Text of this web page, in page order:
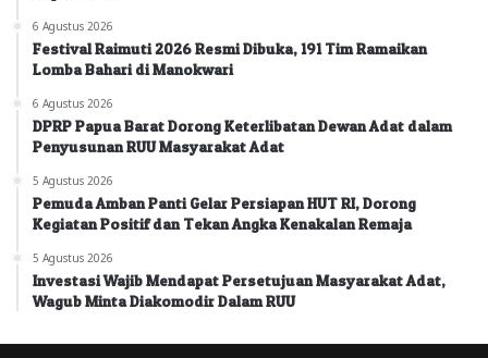
6 Agustus 2026
Festival Raimuti 2026 Resmi Dibuka, 191 Tim Ramaikan
Lomba Bahari di Manokwari
6 Agustus 2026
DPRP Papua Barat Dorong Keterlibatan Dewan Adat dalam
Penyusunan RUU Masyarakat Adat
5 Agustus 2026
Pemuda Amban Panti Gelar Persiapan HUT RI, Dorong
Kegiatan Positif dan Tekan Angka Kenakalan Remaja
5 Agustus 2026
Investasi Wajib Mendapat Persetujuan Masyarakat Adat,
Wagub Minta Diakomodir Dalam RUU